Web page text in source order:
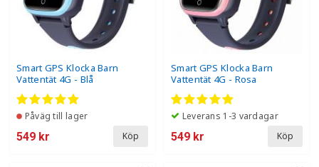
Smart GPS Klocka Barn
Vattentät 4G - Blå
Påväg till lager
549 kr Köp
Smart GPS Klocka Barn
Vattentät 4G - Rosa
Leverans 1-3 vardagar
549 kr Köp